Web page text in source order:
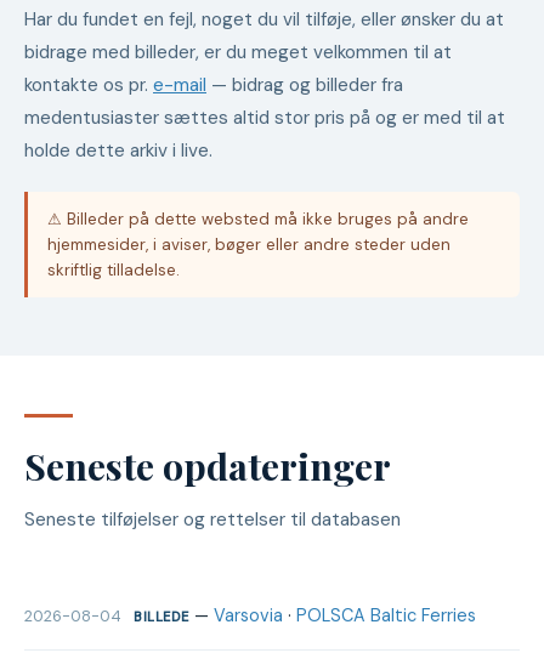
Har du fundet en fejl, noget du vil tilføje, eller ønsker du at
bidrage med billeder, er du meget velkommen til at
kontakte os pr. e-mail — bidrag og billeder fra
medentusiaster sættes altid stor pris på og er med til at
holde dette arkiv i live.
⚠ Billeder på dette websted må ikke bruges på andre
hjemmesider, i aviser, bøger eller andre steder uden
skriftlig tilladelse.
Seneste opdateringer
Seneste tilføjelser og rettelser til databasen
2026-08-04 BILLEDE— Varsovia · POLSCA Baltic Ferries